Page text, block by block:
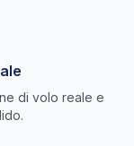
di volo reale e